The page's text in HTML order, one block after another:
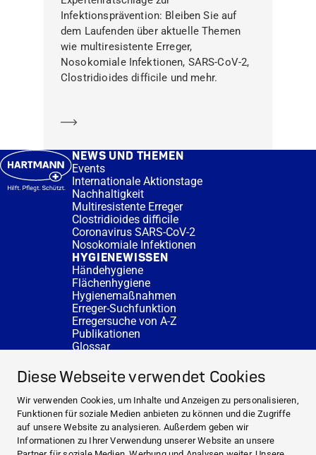
Diese Webseite verwendet Cookies
Wir verwenden Cookies, um Inhalte und Anzeigen zu personalisieren,
Funktionen für soziale Medien anbieten zu können und die Zugriffe
auf unsere Website zu analysieren. Außerdem geben wir
Informationen zu Ihrer Verwendung unserer Website an unsere
Infektionsprävention: Bleiben Sie auf
dem Laufenden über aktuelle Themen
wie multiresistente Erreger,
Nosokomiale Infektionen, SARS-CoV-2,
Clostridioides difficile und mehr.
NEWS UND THEMEN
Events
Internationale Aktionstage
Nachhaltigkeit
Multiresistente Erreger
Clostridioides difficile
Coronavirus SARS-CoV-2
Nosokomiale Infektionen
HYGIENEWISSEN
Händehygiene
Flächenhygiene
Hygienemaßnahmen
Erreger-Suchfunktion
Erregersuche von A-Z
Publikationen
Glossar
SERVICE
Fachberatung
DESINFACTS
Newsletter
Konzentrat-Rechner
Weiterführende Links
Über uns